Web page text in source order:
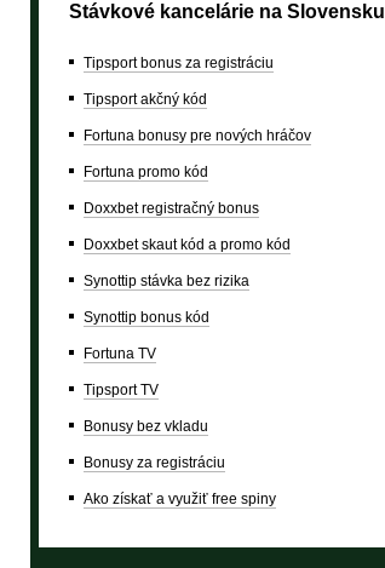
Stávkové kancelárie na Slovensku
Tipsport bonus za registráciu
Tipsport akčný kód
Fortuna bonusy pre nových hráčov
Fortuna promo kód
Doxxbet registračný bonus
Doxxbet skaut kód a promo kód
Synottip stávka bez rizika
Synottip bonus kód
Fortuna TV
Tipsport TV
Bonusy bez vkladu
Bonusy za registráciu
Ako získať a využiť free spiny